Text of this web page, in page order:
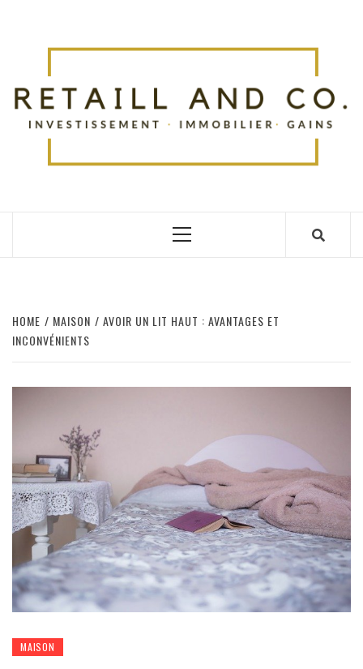
Primary
HOME MAISON
AVOIR UN LIT HAUT : AVANTAGES ET
INCONVÉNIENTS
MAISON